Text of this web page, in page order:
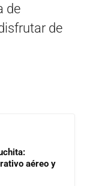
de
de
aéreo y